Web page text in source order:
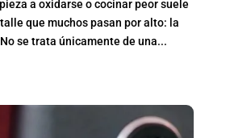
a oxidarse o cocinar peor suele
que muchos pasan por alto: la
se trata únicamente de una...